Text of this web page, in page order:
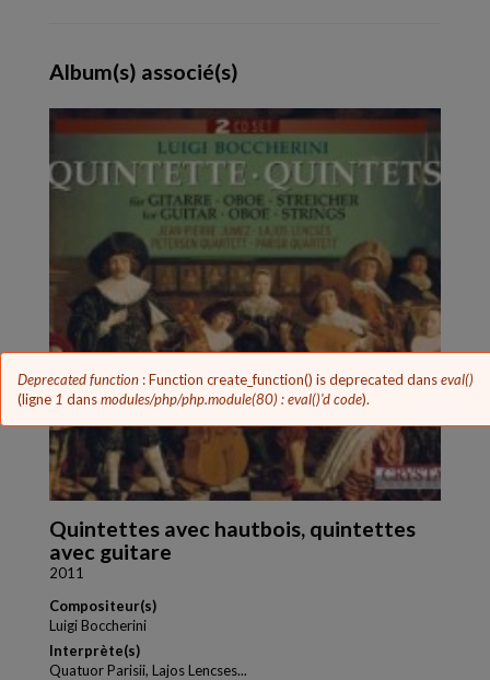
Message
d'erreur
Deprecated function : Function create_function() is deprecated danseval()
(ligne 1 dansmodules/php/php.module(80) : eval()'d code).
Album(s) associé(s)
Quintettes avec hautbois, quintettes
avec guitare
2011
Compositeur(s)
Luigi Boccherini
Interprète(s)
Quatuor Parisii, Lajos Lencses...